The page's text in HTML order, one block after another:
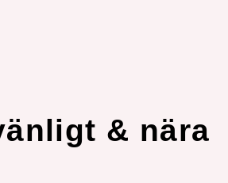
& nära